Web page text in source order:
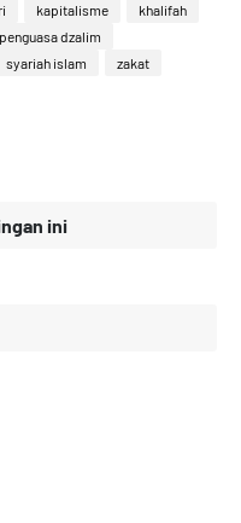
kapitalisme
khalifah
penguasa dzalim
syariah islam
zakat
ini